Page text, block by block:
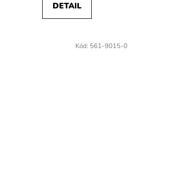
DETAIL
Kód: 561-9015-0